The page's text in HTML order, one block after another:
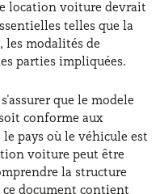
location voiture devrait
telles que la
les modalités de
parties impliquées.
que le modele
conforme aux
pays où le véhicule est
voiture peut être
la structure
ce document contient